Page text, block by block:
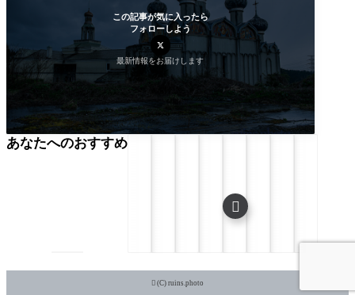
この記事が気に入ったら
フォローしよう
最新情報をお届けします
あなたへのおすすめ

 (C) ruins.photo